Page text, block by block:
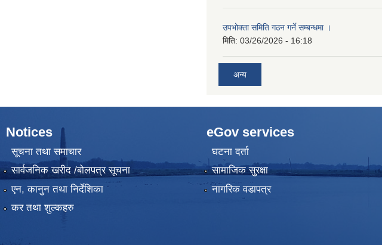
उपभोक्ता समिति गठन गर्ने सम्बन्धमा ।
मिति: 03/26/2026 - 16:18
अन्य
Notices
सूचना तथा समाचार
सार्वजनिक खरीद /बोलपत्र सूचना
एन, कानुन तथा निर्देशिका
कर तथा शुल्कहरु
eGov services
घटना दर्ता
सामाजिक सुरक्षा
नागरिक वडापत्र